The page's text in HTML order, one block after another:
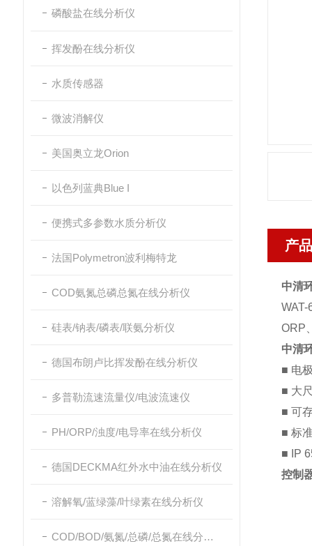
磷酸盐在线分析仪
挥发酚在线分析仪
水质传感器
微波消解仪
美国奥立龙Orion
以色列蓝典Blue I
便携式多参数水质分析仪
法国Polymetron波利梅特龙
COD氨氮总磷总氮在线分析仪
硅表/钠表/磷表/联氨分析仪
德国布朗卢比挥发酚在线分析仪
多普勒流速流量仪/电波流速仪
PH/ORP/浊度/电导率在线分析仪
德国DECKMA红外水中油在线分析仪
溶解氧/蓝绿藻/叶绿素在线分析仪
COD/BOD/氨氮/总磷/总氮在线分析仪
产
中清
ORP
中清
■ 电
■ 大
■ 可
■ 标
■
IP
控制